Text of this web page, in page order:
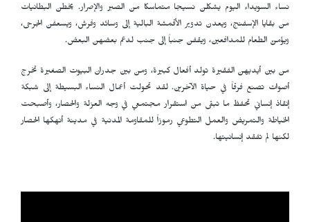
نساء السويداء اليوم يشكلن نسيجا متماسكا من الصبر والإصرار. يخطن البطانيات
من بقايا الإسفنج، ويعدن تدوير الأقمشة البالية إلى وسائد وفرش، ويسعفن الجرحى،
ويؤمنّ الطعام للمدافعين، ويقفن جنباً إلى جنب لدعم بعضهن البعض.
من بين أيديهن الفقيرة تولد أفعال كبيرة، ومن بين جدران البيوت الصغيرة تخرج
أصوات تصنع فرقاً في حياة الآخرين. لقد تحولت أعمال النساء البسيطة إلى شبكة
إنقاذ إنساني تحفظ ما تبقى من استقرار مجتمعي في وجه العزلة والحصار، وأصبحت
الخياطة والتمريض والعمل التطوعي رموزاً للمقاومة المدنية في مدينة أنهكها الحصار
لكنها لم تفقد إنسانيتها.